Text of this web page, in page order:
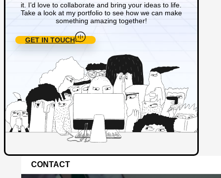
it. I’d love to collaborate and bring your ideas to life.
Take a look at my portfolio to see how we can make
something amazing together!
GET IN TOUCH
CONTACT